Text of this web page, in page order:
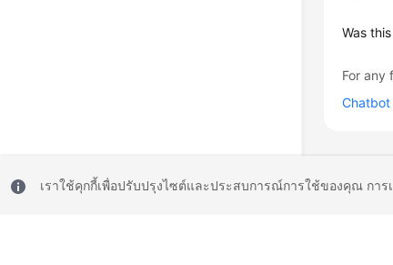
Was
For any
Chatbot
เราใช้คุกกี้เพื่อปรับปรุงไซต์และประสบการณ์การใช้ของคุณ กา